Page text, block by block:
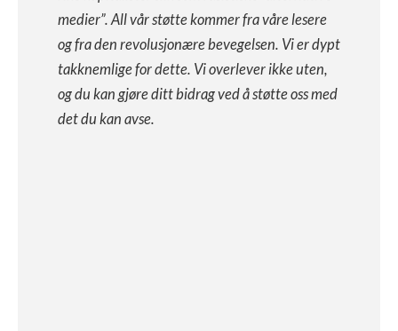
medier”. All vår støtte kommer fra våre lesere
og fra den revolusjonære bevegelsen. Vi er dypt
takknemlige for dette. Vi overlever ikke uten,
og du kan gjøre ditt bidrag ved å støtte oss med
det du kan avse.